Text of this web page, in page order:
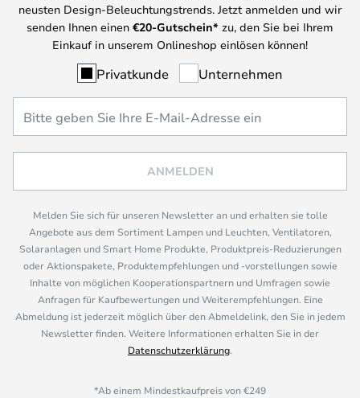
neusten Design-Beleuchtungstrends. Jetzt anmelden und wir
senden Ihnen einen €20-Gutschein* zu, den Sie bei Ihrem
Einkauf in unserem Onlineshop einlösen können!
Privatkunde Unternehmen
ANMELDEN
Melden Sie sich für unseren Newsletter an und erhalten sie tolle
Angebote aus dem Sortiment Lampen und Leuchten, Ventilatoren,
Solaranlagen und Smart Home Produkte, Produktpreis-Reduzierungen
oder Aktionspakete, Produktempfehlungen und -vorstellungen sowie
Inhalte von möglichen Kooperationspartnern und Umfragen sowie
Anfragen für Kaufbewertungen und Weiterempfehlungen. Eine
Abmeldung ist jederzeit möglich über den Abmeldelink, den Sie in jedem
Newsletter finden. Weitere Informationen erhalten Sie in der
Datenschutzerklärung.
*Ab einem Mindestkaufpreis von €249